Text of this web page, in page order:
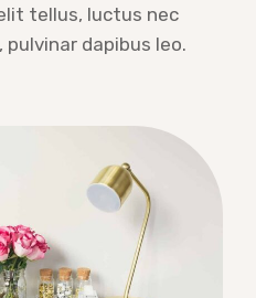
tellus, luctus nec
dapibus leo.